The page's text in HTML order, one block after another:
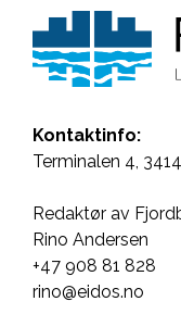
Kontaktinfo:
Terminalen 4,
Redaktør av
Rino Andersen
+47 908 81 828
rino@eidos.no